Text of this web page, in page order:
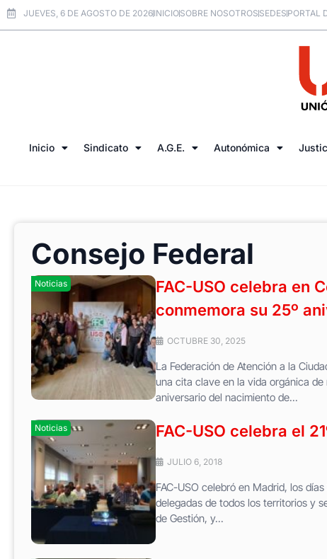
JUEVES, 6 DE AGOSTO DE 2026INICIOSOBRE NOSOTROSSEDESPORTAL
Inicio Sindicato A.G.E. Autonómica
Consejo Federal
Noticias
FAC-USO celebra en
conmemora su 25º
OCTUBRE 30, 2025
La Federación de Atención a la
una cita clave en la vida orgánica
aniversario del nacimiento de...
Noticias FAC-USO celebra el
JULIO 6, 2018
FAC-USO celebró en Madrid, los
delegadas de todos los territorios y
de Gestión, y...